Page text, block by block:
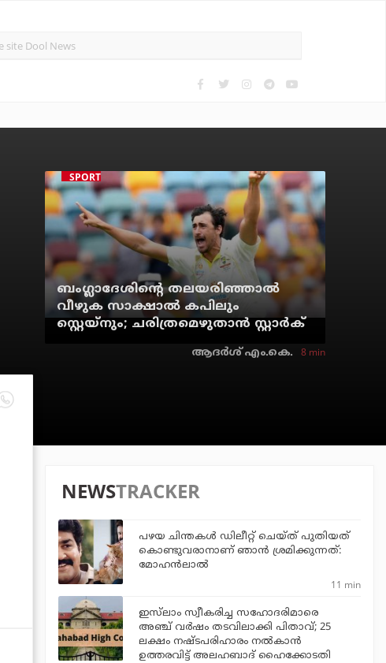
SPORTS NEWS
ബംഗ്ലാദേശിന്റെ തലയരിഞ്ഞാല്‍
വീഴുക സാക്ഷാല്‍ കപിലും
സ്റ്റെയ്‌നും; ചരിത്രമെഴുതാന്‍ സ്റ്റാര്‍ക്
ആദർശ് എം.കെ. 8 min
NEWSTRACKER
പഴയ ചിന്തകള്‍ ഡിലീറ്റ് ചെയ്ത് പുതിയത്
കൊണ്ടുവരാനാണ് ഞാന്‍ ശ്രമിക്കുന്നത്:
മോഹന്‍ലാല്‍
11 min
ഇസ്‌ലാം സ്വീകരിച്ച സഹോദരിമാരെ
അഞ്ച് വര്‍ഷം തടവിലാക്കി പിതാവ്; 25
ലക്ഷം നഷ്ടപരിഹാരം നല്‍കാന്‍
ഉത്തരവിട്ട് അലഹബാദ് ഹൈക്കോടതി